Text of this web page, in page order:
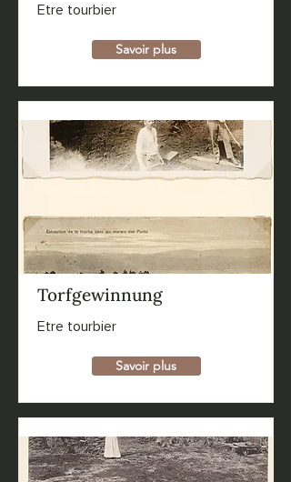
Etre tourbier
Savoir plus
Torfgewinnung
Etre tourbier
Savoir plus